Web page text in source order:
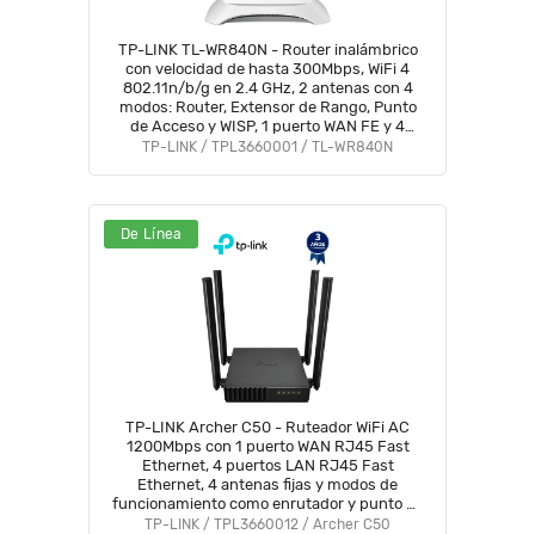
TP-LINK TL-WR840N - Router inalámbrico
con velocidad de hasta 300Mbps, WiFi 4
802.11n/b/g en 2.4 GHz, 2 antenas con 4
modos: Router, Extensor de Rango, Punto
de Acceso y WISP, 1 puerto WAN FE y 4
puertos LAN FE. #NovTP1
TP-LINK / TPL3660001 / TL-WR840N
De Línea
TP-LINK Archer C50 - Ruteador WiFi AC
1200Mbps con 1 puerto WAN RJ45 Fast
Ethernet, 4 puertos LAN RJ45 Fast
Ethernet, 4 antenas fijas y modos de
funcionamiento como enrutador y punto de
acceso.
TP-LINK / TPL3660012 / Archer C50